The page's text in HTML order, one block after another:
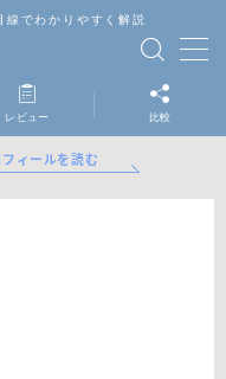
でわかりやすく解説
レビュー 比較
フィールを読む